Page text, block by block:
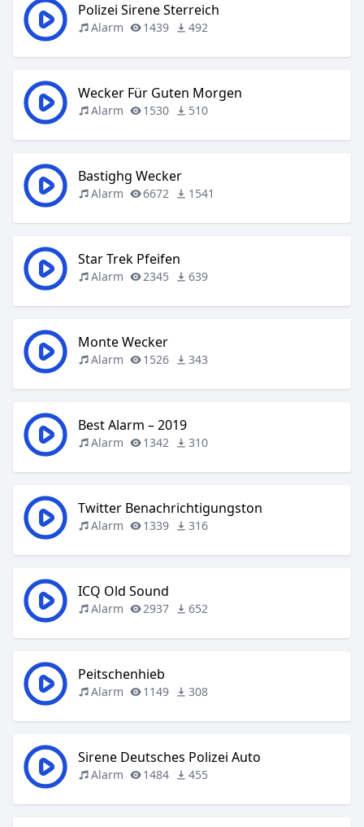
Polizei Sirene Sterreich
Alarm 1439 492
Wecker Für Guten Morgen
Alarm 1530 510
Bastighg Wecker
Alarm 6672 1541
Star Trek Pfeifen
Alarm 2345 639
Monte Wecker
Alarm 1526 343
Best Alarm – 2019
Alarm 1342 310
Twitter Benachrichtigungston
Alarm 1339 316
ICQ Old Sound
Alarm 2937 652
Peitschenhieb
Alarm 1149 308
Sirene Deutsches Polizei Auto
Alarm 1484 455